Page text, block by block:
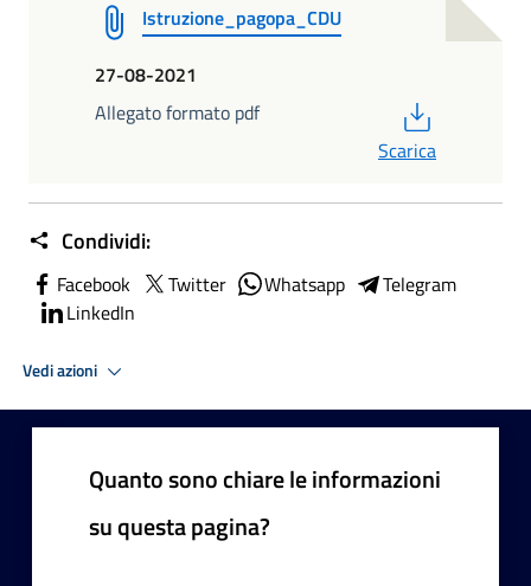
Istruzione_pagopa_CDU
27-08-2021
Allegato formato pdf
Scarica
Condividi:
Facebook Twitter Whatsapp
Telegram
LinkedIn
Vedi azioni
Quanto sono chiare le informazioni
su questa pagina?